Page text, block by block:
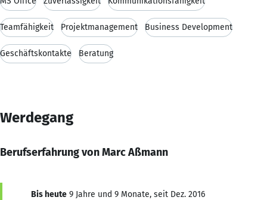
Teamfähigkeit Projektmanagement Business Development
Geschäftskontakte Beratung
Werdegang
Berufserfahrung von Marc Aßmann
Bis heute 9 Jahre und 9 Monate, seit Dez. 2016